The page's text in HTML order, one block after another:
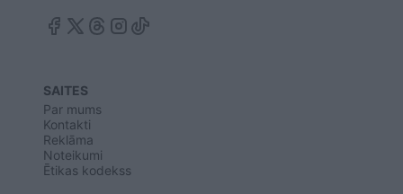
SAITES
Par mums
Kontakti
Reklāma
Noteikumi
Ētikas kodekss